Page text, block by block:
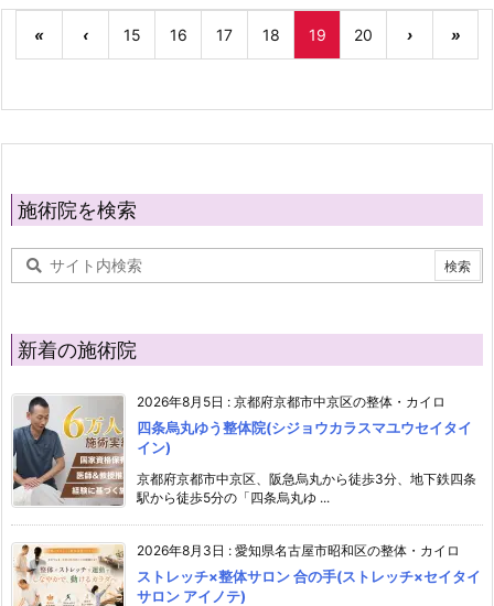
« ‹ 15 16 17 18 19 20 › »
施術院を検索
新着の施術院
2026年8月5日 : 京都府京都市中京区の整体・カイロ
四条烏丸ゆう整体院(シジョウカラスマユウセイタイ
イン)
京都府京都市中京区、阪急烏丸から徒歩3分、地下鉄四条
駅から徒歩5分の「四条烏丸ゆ ...
2026年8月3日 : 愛知県名古屋市昭和区の整体・カイロ
ストレッチ×整体サロン 合の手(ストレッチ×セイタイ
サロン アイノテ)